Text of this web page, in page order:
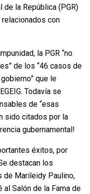
de la República (PGR)
relacionados con
la PGR “no
de los “46 casos de
que le
Todavía se
de “esas
sido citados por la
gubernamental!
éxitos, por
destacan los
de Marileidy Paulino,
Salón de la Fama de